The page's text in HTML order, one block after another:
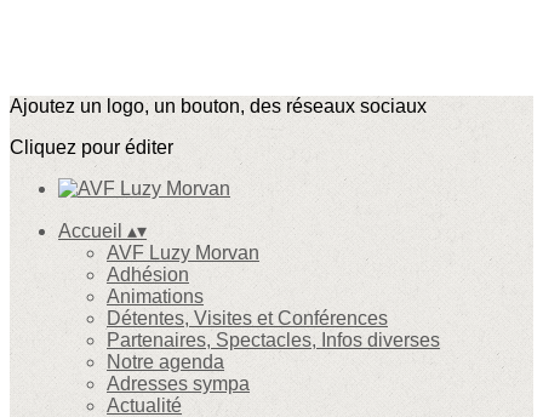
Ajoutez un logo, un bouton, des réseaux sociaux
Cliquez pour éditer
Accueil ▴▾
AVF Luzy Morvan
Adhésion
Animations
Détentes, Visites et Conférences
Partenaires, Spectacles, Infos diverses
Notre agenda
Adresses sympa
Actualité